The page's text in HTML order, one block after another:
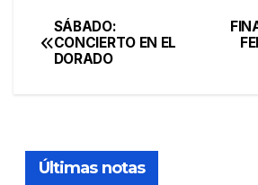
Navegación
de
SÁBADO:
CONCIERTO EN EL
DORADO
Últimas notas